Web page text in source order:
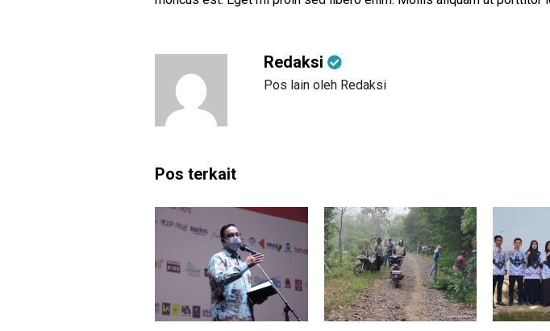
Redaksi
Pos lain oleh Redaksi
Pos terkait